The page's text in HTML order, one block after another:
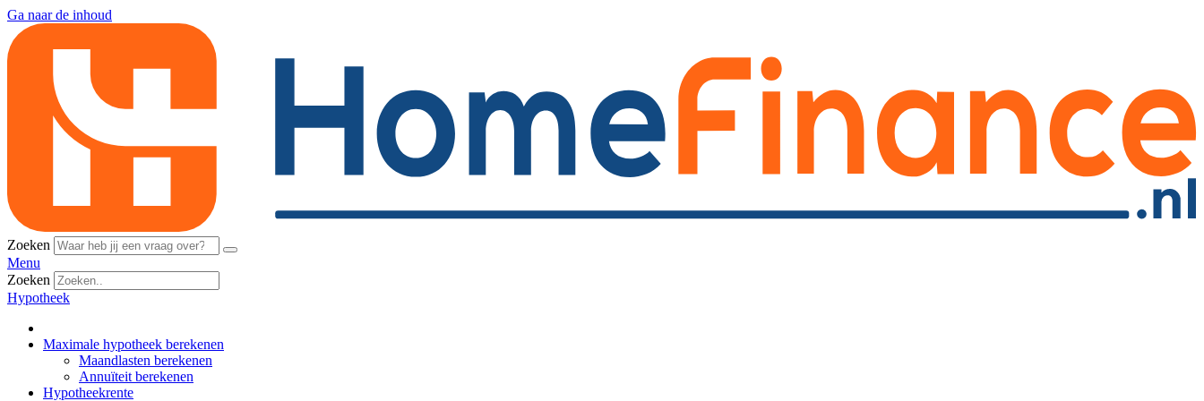
Ga naar de inhoud
Zoeken
Menu
Zoeken
Hypotheek
Maximale hypotheek berekenen
Maandlasten berekenen
Annuïteit berekenen
Hypotheekrente